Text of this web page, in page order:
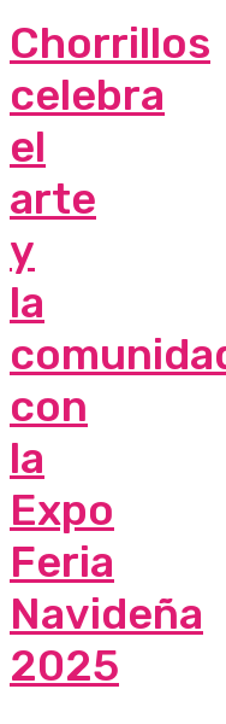
Chorrillos
celebra
el
arte
y
la
con
la
Expo
Feria
Navideña
2025